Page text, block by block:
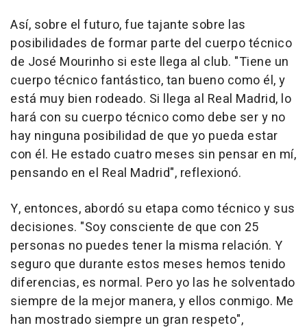
Así, sobre el futuro, fue tajante sobre las
posibilidades de formar parte del cuerpo técnico
de José Mourinho si este llega al club. "Tiene un
cuerpo técnico fantástico, tan bueno como él, y
está muy bien rodeado. Si llega al Real Madrid, lo
hará con su cuerpo técnico como debe ser y no
hay ninguna posibilidad de que yo pueda estar
con él. He estado cuatro meses sin pensar en mí,
pensando en el Real Madrid", reflexionó.
Y, entonces, abordó su etapa como técnico y sus
decisiones. "Soy consciente de que con 25
personas no puedes tener la misma relación. Y
seguro que durante estos meses hemos tenido
diferencias, es normal. Pero yo las he solventado
siempre de la mejor manera, y ellos conmigo. Me
han mostrado siempre un gran respeto",